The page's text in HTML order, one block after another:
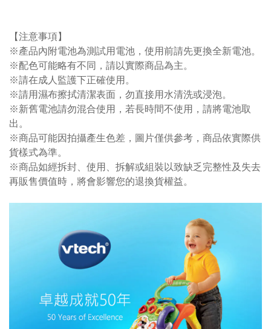
【注意事項】
※產品內附電池為測試用電池，使用前請先更換全新電池。
※配色可能略有不同，請以實際商品為主。
※請在成人監護下正確使用。
※請用濕布擦拭清潔表面，勿直接用水清洗或浸泡。
※新舊電池請勿混合使用，若長時間不使用，請將電池取
出。
※商品可能因拍攝產生色差，圖片僅供參考，商品依實際供
貨樣式為準。
※商品如經拆封、使用、拆解或組裝以致缺乏完整性及失去
再販售價值時，將會影響您的退換貨權益。